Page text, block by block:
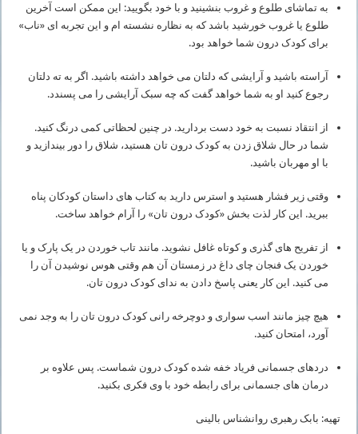
به تماشای طلوع و غروب بنشینید و با خود بگویید: این ممکن است آخرین
طلوع یا غروب خورشید باشد که به نظاره نشسته ام و این تجربه ای «ناب»
برای کودک درون شما خواهد بود.
آراسته باشید و آرایشی که دلتان می خواهد داشته باشید. اگر به ته دلتان
رجوع کنید او به شما خواهد گفت که چه سبک آرایشی را می پسندد.
از انتقاد نسبت به خود دست بردارید. در چنین لحظاتی کمی درنگ کنید.
شما در حال شلاق زدن به کودک درون تان هستید، شلاق را دور بیندازید و
با او مهربان باشید.
وقتی زیر فشار هستید و استرس دارید به کتاب های داستان کودکان پناه
ببرید. این کار لذت بخش «کودک درون تان» را آرام خواهد ساخت.
از تفریح های گذری و کوتاه غافل نشوید. مانند تاب خوردن در یک پارک و یا
خوردن یک فنجان چای داغ در زمستان آن هم وقتی هوس نوشیدن آن را
می کنید. این کار یعنی پاسخ دادن به ندای کودک درون تان.
هیچ چیز مانند اسب سواری و دوچرخه رانی کودک درون تان را به وجد نمی
آورد، امتحان کنید.
دردهای جسمانی فریاد خفه شده کودک درون شماست. پس علاوه بر
درمان های جسمانی برای رابطه خود با وی فکری بکنید.
تهیه: بابک رهبری روانشناس بالینی